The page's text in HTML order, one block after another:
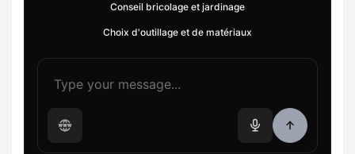
Conseil bricolage et jardinage
Choix d'outillage et de matériaux